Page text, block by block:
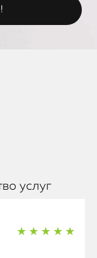
услуг
★ ★ ★ ★ ★